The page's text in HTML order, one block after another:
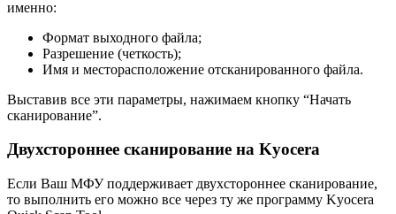
именно:
Формат выходного файла;
Разрешение (четкость);
Имя и месторасположение отсканированного файла.
Выставив все эти параметры, нажимаем кнопку “Начать
сканирование”.
Двухстороннее сканирование на Kyocera
Если Ваш МФУ поддерживает двухстороннее сканирование,
то выполнить его можно все через ту же программу Kyocera